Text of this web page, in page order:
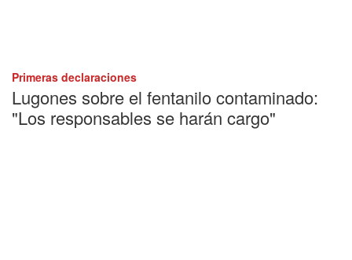
Primeras declaraciones
Lugones sobre el fentanilo contaminado:
"Los responsables se harán cargo"